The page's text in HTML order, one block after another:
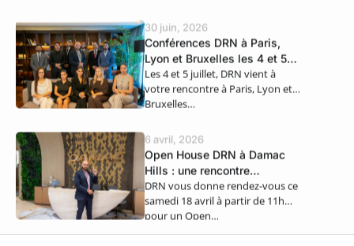
30 juin, 2026
Conférences DRN à Paris,
Lyon et Bruxelles les 4 et 5
juillet
Les 4 et 5 juillet, DRN vient à
votre rencontre à Paris, Lyon et
Bruxelles…
6 avril, 2026
Open House DRN à Damac
Hills : une rencontre
exclusive ce samedi 18 avril
DRN vous donne rendez-vous ce
samedi 18 avril à partir de 11h
pour un Open…